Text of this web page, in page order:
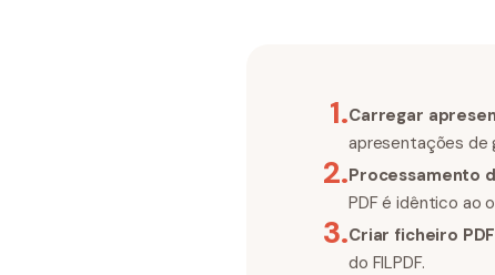
1.Carregar
apresentações de
2.Processamento
PDF é idêntico ao
3.Criar ficheiro PDF
do FILPDF.